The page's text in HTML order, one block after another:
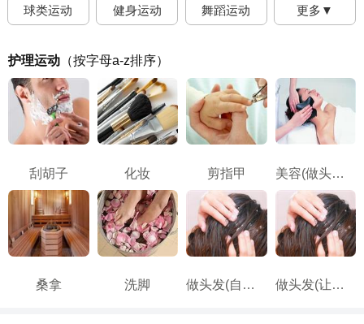
球类运动 健身运动 舞蹈运动 更多▼
护理运动 （按字母a-z排序）
刮胡子 化妆 剪指甲 美容(做头发和修指甲)
桑拿 洗脚 做头发(自己做) 做头发(让别人帮做)